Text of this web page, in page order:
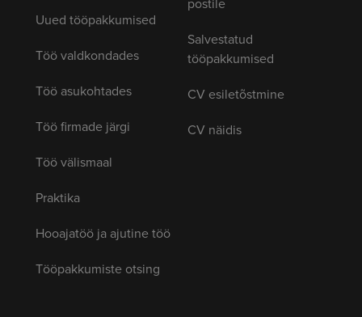
Uued tööpakkumised
Töö valdkondades
Töö asukohtades
Töö firmade järgi
Töö välismaal
Praktika
Hooajatöö ja ajutine töö
Tööpakkumiste otsing
Salvestatud
tööpakkumised
CV esiletõstmine
CV näidis